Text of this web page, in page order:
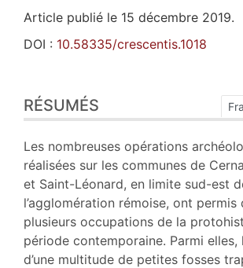
Article publié le 15 décembre 2019.
DOI : 10.58335/crescentis.1018
Index
Plan
Texte
Bibliographie
Notes
Illustrations
Citer cet article
Auteurs
Traducteur
RÉSUMÉS
Les nombreuses opérations
réalisées sur les communes de
et Saint-Léonard, en limite sud-est
l’agglomération rémoise, ont
plusieurs occupations de la
période contemporaine. Parmi elles,
d’une multitude de petites fosses